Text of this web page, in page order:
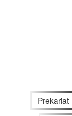
Prekariat